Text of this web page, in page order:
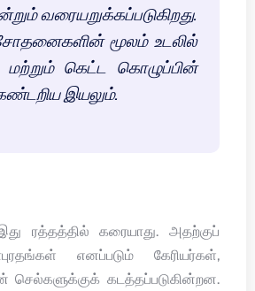
வரையறுக்கப்படுகிறது.
சோதனைகளின் மூலம் உடலில்
கெட்ட கொழுப்பின்
இயலும்.
ரத்தத்தில் கரையாது. அதற்குப்
எனப்படும் கேரியர்கள்,
செல்களுக்குக் கடத்தப்படுகின்றன.